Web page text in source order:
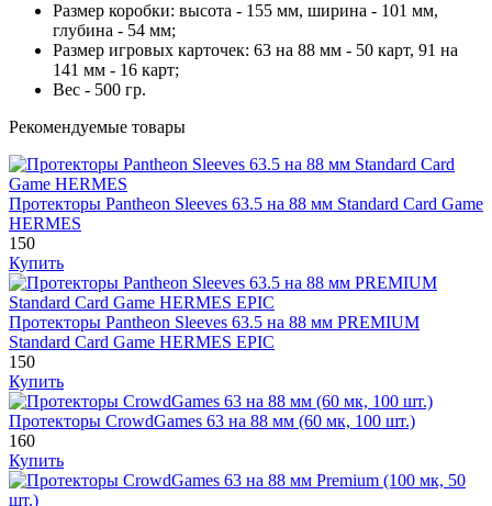
Размер коробки: высота - 155 мм, ширина - 101 мм,
глубина - 54 мм;
Размер игровых карточек: 63 на 88 мм - 50 карт, 91 на
141 мм - 16 карт;
Вес - 500 гр.
Рекомендуемые товары
Протекторы Pantheon Sleeves 63.5 на 88 мм Standard Card Game
HERMES
150
Купить
Протекторы Pantheon Sleeves 63.5 на 88 мм PREMIUM
Standard Card Game HERMES EPIC
150
Купить
Протекторы CrowdGames 63 на 88 мм (60 мк, 100 шт.)
160
Купить